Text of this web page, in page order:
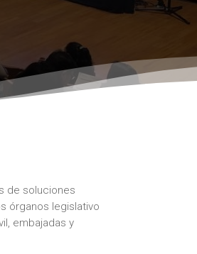
de soluciones
órganos legislativo
embajadas y